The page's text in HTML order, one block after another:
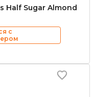
Half Sugar Almond
с